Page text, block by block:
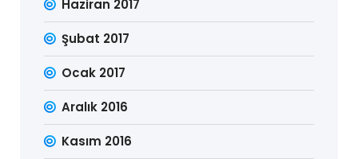
Haziran 2017
Şubat 2017
Ocak 2017
Aralık 2016
Kasım 2016